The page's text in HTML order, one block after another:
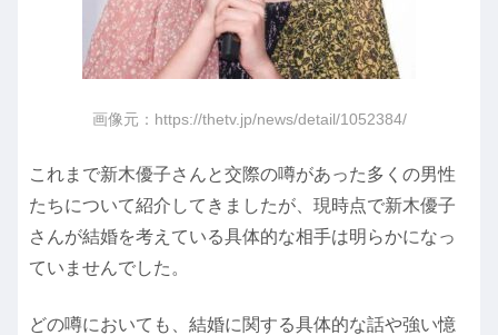
画像元：https://thetv.jp/news/detail/1052384/
これまで新木優子さんと交際の噂があった多くの男性
たちについて紹介してきましたが、現時点で新木優子
さんが結婚を考えている具体的な相手は明らかになっ
ていませんでした。
どの噂においても、結婚に関する具体的な話や強い憶